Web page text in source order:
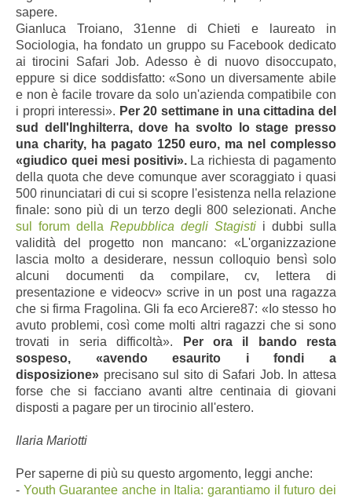
sapere.
Gianluca Troiano, 31enne di Chieti e laureato in
Sociologia, ha fondato un gruppo su Facebook dedicato
ai tirocini Safari Job. Adesso è di nuovo disoccupato,
eppure si dice soddisfatto: «Sono un diversamente abile
e non è facile trovare da solo un'azienda compatibile con
i propri interessi». Per 20 settimane in una cittadina del
sud dell'Inghilterra, dove ha svolto lo stage presso
una charity, ha pagato 1250 euro, ma nel complesso
«giudico quei mesi positivi». La richiesta di pagamento
della quota che deve comunque aver scoraggiato i quasi
500 rinunciatari di cui si scopre l'esistenza nella relazione
finale: sono più di un terzo degli 800 selezionati. Anche
sul forum della Repubblica degli Stagisti i dubbi sulla
validità del progetto non mancano: «L'organizzazione
lascia molto a desiderare, nessun colloquio bensì solo
alcuni documenti da compilare, cv, lettera di
presentazione e videocv» scrive in un post una ragazza
che si firma Fragolina. Gli fa eco Arciere87: «Io stesso ho
avuto problemi, così come molti altri ragazzi che si sono
trovati in seria difficoltà». Per ora il bando resta
sospeso, «avendo esaurito i fondi a
disposizione» precisano sul sito di Safari Job. In attesa
forse che si facciano avanti altre centinaia di giovani
disposti a pagare per un tirocinio all'estero.
Ilaria Mariotti
Per saperne di più su questo argomento, leggi anche:
- Youth Guarantee anche in Italia: garantiamo il futuro dei